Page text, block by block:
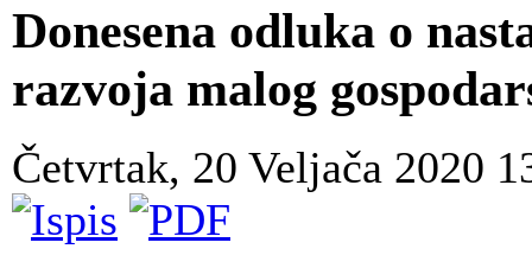
Donesena odluka o
razvoja malog
Četvrtak, 20 Veljača 2020